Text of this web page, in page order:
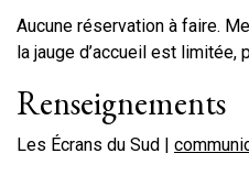
Aucune réservation à faire.
la jauge d’accueil est
Renseignements
Les Écrans du Sud |